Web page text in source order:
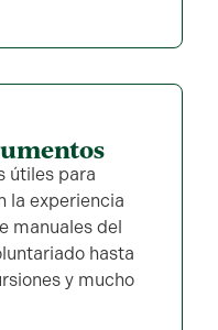
útiles para
la experiencia
manuales del
hasta
y mucho